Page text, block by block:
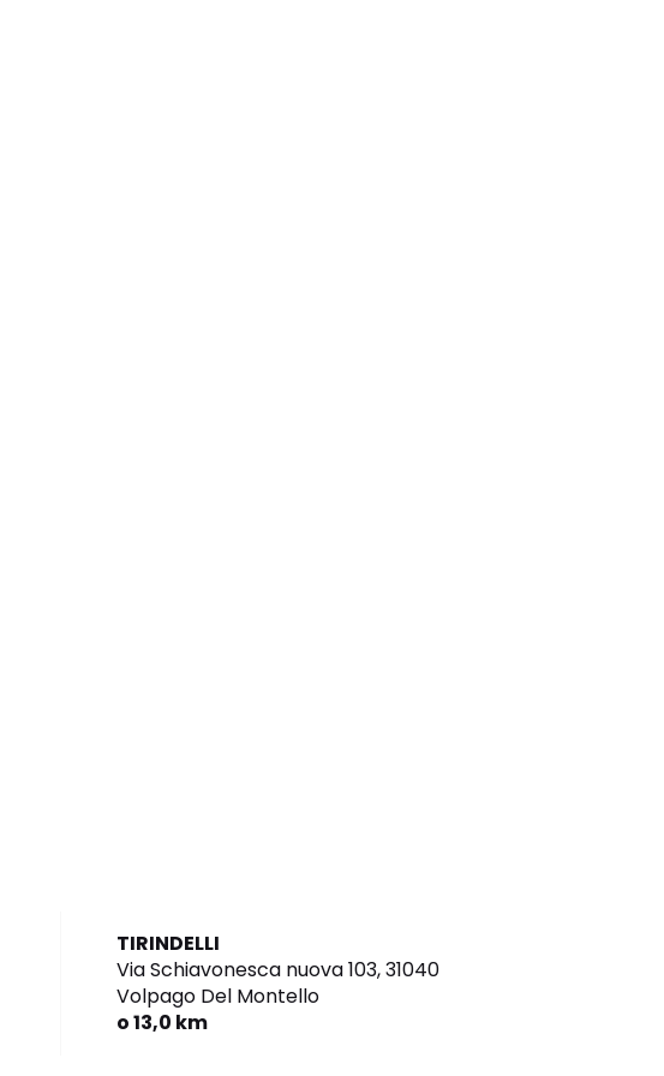
TIRINDELLI
Via Schiavonesca nuova 103,31040
Volpago Del Montello
o 13,0 km